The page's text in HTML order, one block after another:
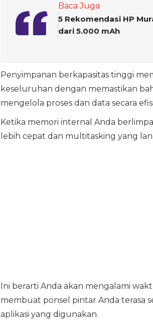
Baca Juga
5 Rekomendasi HP
dari 5.000 mAh
Penyimpanan berkapasitas tinggi
keseluruhan dengan memastikan
mengelola proses dan data secara
Ketika memori internal Anda
lebih cepat dan multitasking yang
Ini berarti Anda akan mengalami
membuat ponsel pintar Anda terasa
aplikasi yang digunakan.